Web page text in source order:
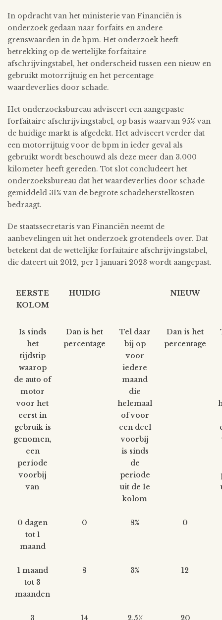
In opdracht van het ministerie van Financiën is
onderzoek gedaan naar forfaits en andere
grenswaarden in de bpm. Het onderzoek heeft
betrekking op de wettelijke forfaitaire
afschrijvingstabel, het onderscheid tussen een nieuw en
gebruikt motorrijtuig en het percentage
waardeverlies door schade.
Het onderzoeksbureau adviseert een aangepaste
forfaitaire afschrijvingstabel, op basis waarvan 95% van
de huidige markt is afgedekt. Het adviseert verder dat
een motorrijtuig voor de bpm in ieder geval als
gebruikt wordt beschouwd als deze meer dan 3.000
kilometer heeft gereden. Tot slot concludeert het
onderzoeksbureau dat het waardeverlies door schade
gemiddeld 31% van de begrote schadeherstelkosten
bedraagt.
De staatssecretaris van Financiën neemt de
aanbevelingen uit het onderzoek grotendeels over. Dat
betekent dat de wettelijke forfaitaire afschrijvingstabel,
die dateert uit 2012, per 1 januari 2023 wordt aangepast.
EERSTE
KOLOM
HUIDIG NIEUW
Is sinds
het
tijdstip
waarop
de auto of
motor
voor het
eerst in
gebruik is
genomen,
een
periode
voorbij
van
Dan is het
percentage
Tel daar
bij op
voor
iedere
maand
die
helemaal
of voor
een deel
voorbij
is sinds
de
periode
uit de 1e
kolom
Dan is het
percentage
0 dagen
tot 1
maand
0 8% 0
1 maand
tot 3
maanden
8 3% 12
3 14 2,5% 20